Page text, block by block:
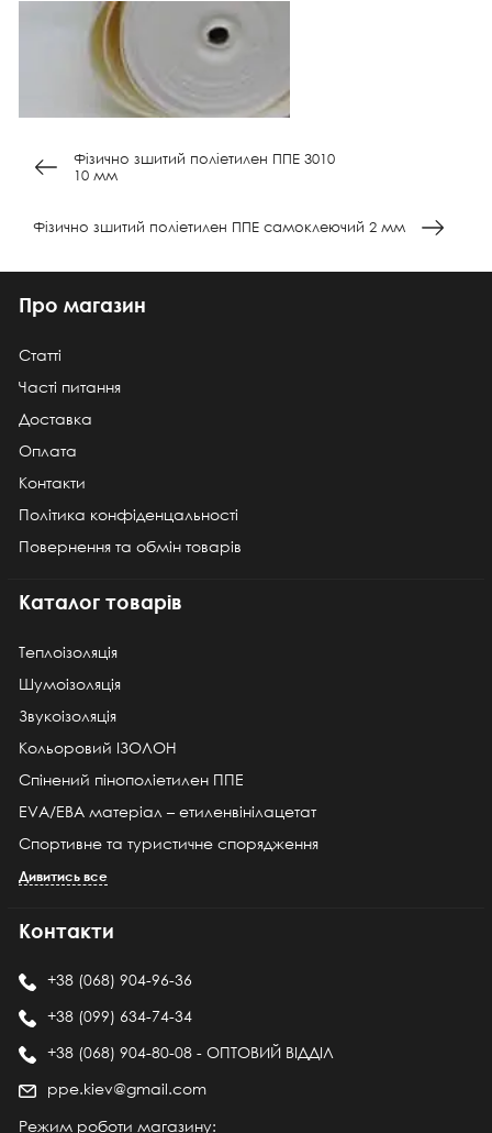
Фізично зшитий поліетилен ППЕ 3010
10 мм
Фізично зшитий поліетилен ППЕ самоклеючий 2 мм
Про магазин
Статті
Часті питання
Доставка
Оплата
Контакти
Політика конфіденцальності
Повернення та обмін товарів
Каталог товарів
Теплоізоляція
Шумоізоляція
Звукоізоляція
Кольоровий ІЗОЛОН
Спінений пінополіетилен ППЕ
EVA/ЕВА матеріал – етиленвінілацетат
Спортивне та туристичне спорядження
Дивитись все
Контакти
+38 (068) 904-96-36
+38 (099) 634-74-34
+38 (068) 904-80-08 - ОПТОВИЙ ВІДДІЛ
ppe.kiev@gmail.com
Режим роботи магазину: